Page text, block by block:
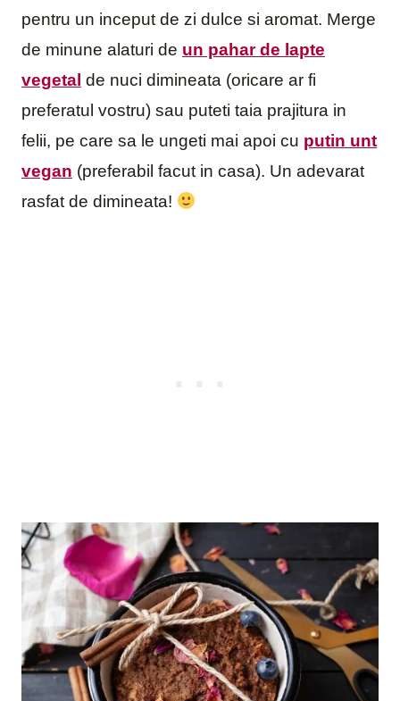
pentru un inceput de zi dulce si aromat. Merge
de minune alaturi de un pahar de lapte
vegetal de nuci dimineata (oricare ar fi
preferatul vostru) sau puteti taia prajitura in
felii, pe care sa le ungeti mai apoi cu putin unt
vegan (preferabil facut in casa). Un adevarat
rasfat de dimineata!